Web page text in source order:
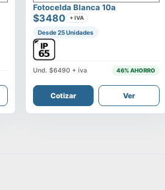
Fotocelda Blanca 10a
$3480 + IVA
Desde 25 Unidades
Und. $6490 + iva 46% AHORRO
Cotizar Ver